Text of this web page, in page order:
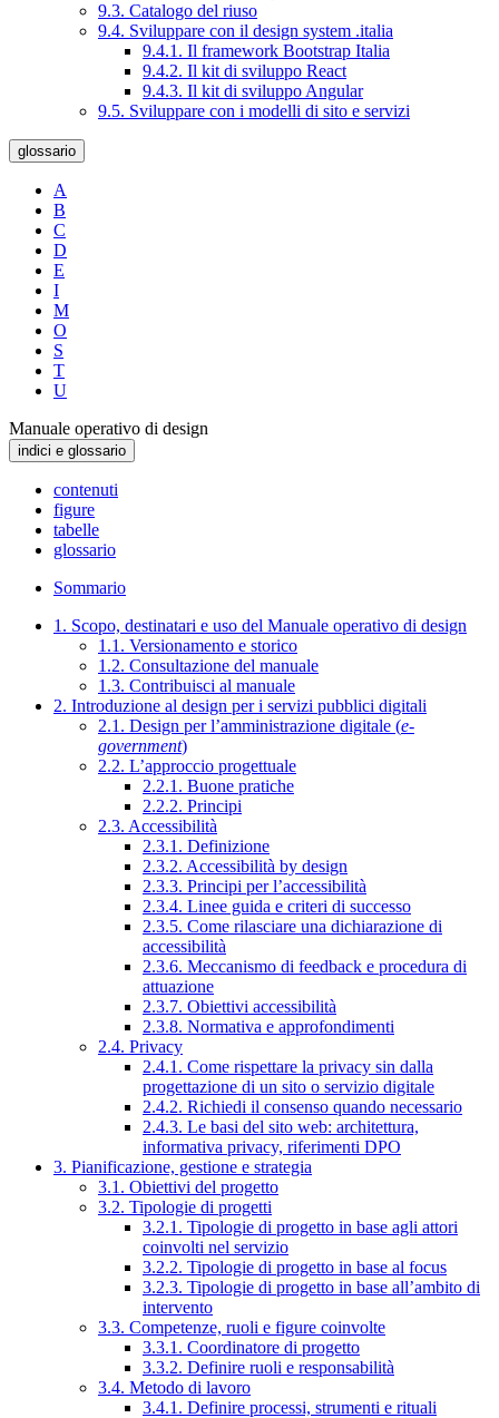
9.3. Catalogo del riuso
9.4. Sviluppare con il design system .italia
9.4.1. Il framework Bootstrap Italia
9.4.2. Il kit di sviluppo React
9.4.3. Il kit di sviluppo Angular
9.5. Sviluppare con i modelli di sito e servizi
glossario
A
B
C
D
E
I
M
O
S
T
U
Manuale operativo di design
indici e glossario
contenuti
figure
tabelle
glossario
Sommario
1. Scopo, destinatari e uso del Manuale operativo di design
1.1. Versionamento e storico
1.2. Consultazione del manuale
1.3. Contribuisci al manuale
2. Introduzione al design per i servizi pubblici digitali
2.1. Design per l’amministrazione digitale (e-
government)
2.2. L’approccio progettuale
2.2.1. Buone pratiche
2.2.2. Principi
2.3. Accessibilità
2.3.1. Definizione
2.3.2. Accessibilità by design
2.3.3. Principi per l’accessibilità
2.3.4. Linee guida e criteri di successo
2.3.5. Come rilasciare una dichiarazione di
accessibilità
2.3.6. Meccanismo di feedback e procedura di
attuazione
2.3.7. Obiettivi accessibilità
2.3.8. Normativa e approfondimenti
2.4. Privacy
2.4.1. Come rispettare la privacy sin dalla
progettazione di un sito o servizio digitale
2.4.2. Richiedi il consenso quando necessario
2.4.3. Le basi del sito web: architettura,
informativa privacy, riferimenti DPO
3. Pianificazione, gestione e strategia
3.1. Obiettivi del progetto
3.2. Tipologie di progetti
3.2.1. Tipologie di progetto in base agli attori
coinvolti nel servizio
3.2.2. Tipologie di progetto in base al focus
3.2.3. Tipologie di progetto in base all’ambito di
intervento
3.3. Competenze, ruoli e figure coinvolte
3.3.1. Coordinatore di progetto
3.3.2. Definire ruoli e responsabilità
3.4. Metodo di lavoro
3.4.1. Definire processi, strumenti e rituali